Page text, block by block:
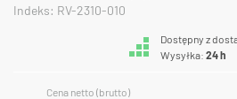
Indeks: RV-2310-010
Dostępny z
Wysyłka: 24 h
Cena netto (brutto)